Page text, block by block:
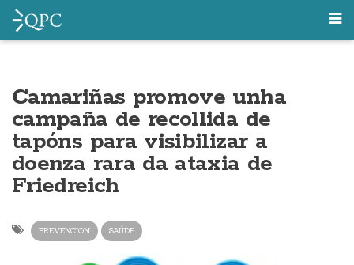
Camariñas promove unha
campaña de recollida de
tapóns para visibilizar a
doenza rara da ataxia de
Friedreich
PREVENCION SAÚDE